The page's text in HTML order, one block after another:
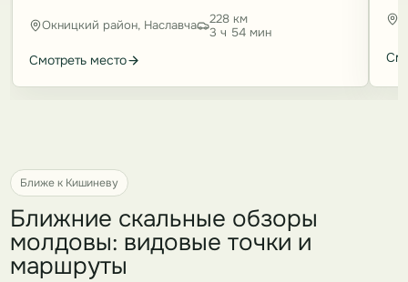
Окницкий район, Наславча
228 км
3 ч 54 мин
Смотреть место
Ближе к Кишиневу
Ближние скальные обзоры
молдовы: видовые точки и
маршруты